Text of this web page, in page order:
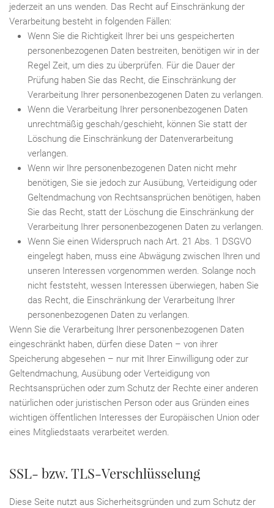
jederzeit an uns wenden. Das Recht auf Einschränkung der
Verarbeitung besteht in folgenden Fällen:
Wenn Sie die Richtigkeit Ihrer bei uns gespeicherten
personenbezogenen Daten bestreiten, benötigen wir in der
Regel Zeit, um dies zu überprüfen. Für die Dauer der
Prüfung haben Sie das Recht, die Einschränkung der
Verarbeitung Ihrer personenbezogenen Daten zu verlangen.
Wenn die Verarbeitung Ihrer personenbezogenen Daten
unrechtmäßig geschah/geschieht, können Sie statt der
Löschung die Einschränkung der Datenverarbeitung
verlangen.
Wenn wir Ihre personenbezogenen Daten nicht mehr
benötigen, Sie sie jedoch zur Ausübung, Verteidigung oder
Geltendmachung von Rechtsansprüchen benötigen, haben
Sie das Recht, statt der Löschung die Einschränkung der
Verarbeitung Ihrer personenbezogenen Daten zu verlangen.
Wenn Sie einen Widerspruch nach Art. 21 Abs. 1 DSGVO
eingelegt haben, muss eine Abwägung zwischen Ihren und
unseren Interessen vorgenommen werden. Solange noch
nicht feststeht, wessen Interessen überwiegen, haben Sie
das Recht, die Einschränkung der Verarbeitung Ihrer
personenbezogenen Daten zu verlangen.
Wenn Sie die Verarbeitung Ihrer personenbezogenen Daten
eingeschränkt haben, dürfen diese Daten – von ihrer
Speicherung abgesehen – nur mit Ihrer Einwilligung oder zur
Geltendmachung, Ausübung oder Verteidigung von
Rechtsansprüchen oder zum Schutz der Rechte einer anderen
natürlichen oder juristischen Person oder aus Gründen eines
wichtigen öffentlichen Interesses der Europäischen Union oder
eines Mitgliedstaats verarbeitet werden.
SSL- bzw. TLS-Verschlüsselung
Diese Seite nutzt aus Sicherheitsgründen und zum Schutz der